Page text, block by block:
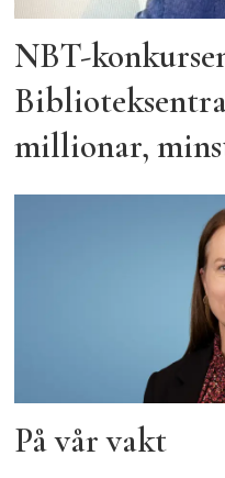
NBT-
millionar,
På vår vakt